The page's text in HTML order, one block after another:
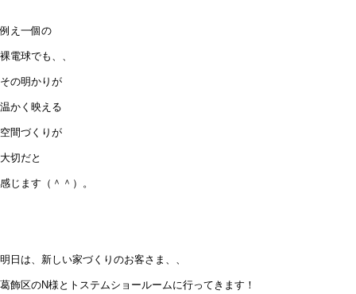
例え一個の
裸電球でも、、
その明かりが
温かく映える
空間づくりが
大切だと
感じます（＾＾）。
明日は、新しい家づくりのお客さま、、
葛飾区のN様とトステムショールームに行ってきます！